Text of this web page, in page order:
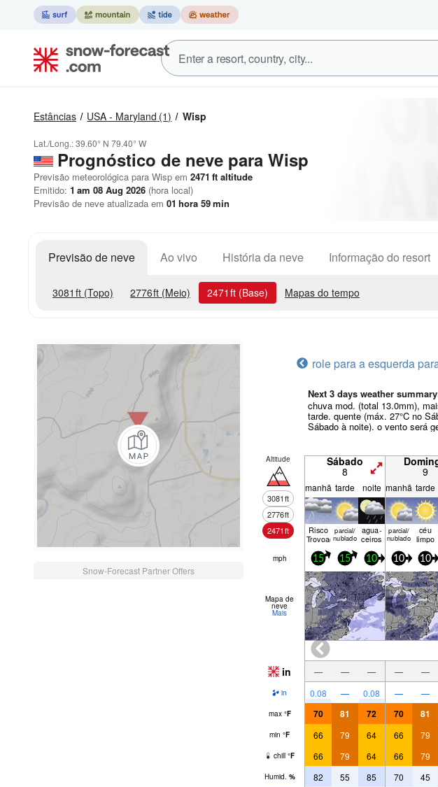
Estâncias USA - Maryland (1) Wisp
Lat./Long.:39.60° N 79.40° W
Prognóstico de neve para Wisp
Previsão meteorológica para Wisp em 2471 ft altitude
Emitido: 1 am 08 Aug 2026 (hora local)
Previsão de neve atualizada em 01 hora 59min
Previsão de neve Ao vivo História da neve Informação do resort
3081 ft (Topo) 2776ft (Meio) 2471 ft (Base) Mapas do tempo
Snow-Forecast Partner Offers
role para a esquerda
Next 3 days weather
chuva mod. (total 13.0mm),
tarde. quente (máx. 27°C no
Sábado à noite). o vento será
Altitude
3081ft
2776ft
2471ft
Sábado
8 9
manhã tarde noite manhã tarde
Risco
Trovoada
parcial/
nublado
agua­
ceiros
parcial/
nublado
céu
limpo
mph 15 15 10 10 10
Mapa de
neve
Mais
in — — — — —
in 0.08 — 0.08 — —
max °F 70 81 72 70 81
min °F 66 79 64 66 79
chill °F 66 79 64 66 79
Humid. % 82 55 85 70 45